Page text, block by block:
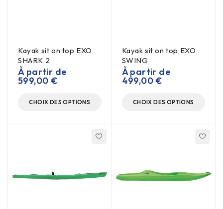
Kayak sit on top EXO
SHARK 2
À partir de
599,00 €
CHOIX DES OPTIONS
Kayak sit on top EXO
SWING
À partir de
499,00€
CHOIX DES OPTIONS